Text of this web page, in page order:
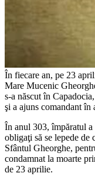
În fiecare an, pe 23
Mare Mucenic
s-a născut în
şi a ajuns comandant
În anul 303, împăratul
obligaţi să se lepede de
Sfântul Gheorghe,
condamnat la moarte
de 23 aprilie.